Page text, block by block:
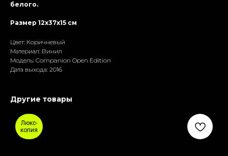
белого.
Размер 12x37x15 см
Цвет: Коричневый
Материал: Винил
Модель: Companion Open Edition
Дата выхода: 2016
Другие товары
Люкс-
копия